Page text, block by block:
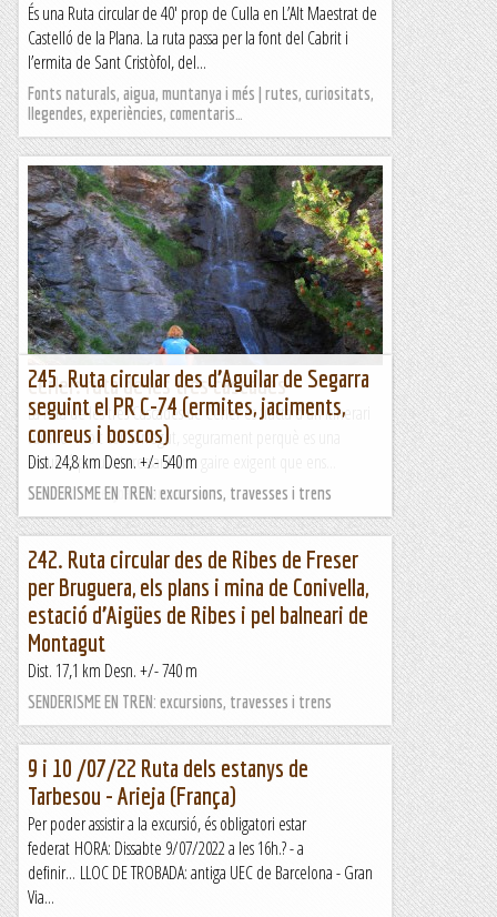
És una Ruta circular de 40′ prop de Culla en L’Alt Maestrat de
Castelló de la Plana. La ruta passa per la font del Cabrit i
l’ermita de Sant Cristòfol, del...
Fonts naturals, aigua, muntanya i més | rutes, curiositats,
llegendes, experiències, comentaris…
Cerler: ruta de les tres cascades
La ruta de les tres Cascades de Cerler es tracta d'un itinerari
turístic i molt concorregut, segurament perquè es una
excursió prou interessant i no gaire exigent que ens...
Excursions del Joan Ramon
245. Ruta circular des d’Aguilar de Segarra
seguint el PR C-74 (ermites, jaciments,
conreus i boscos)
Dist. 24,8 km Desn. +/- 540 m
SENDERISME EN TREN: excursions, travesses i trens
242. Ruta circular des de Ribes de Freser
per Bruguera, els plans i mina de Conivella,
estació d’Aigües de Ribes i pel balneari de
Montagut
Dist. 17,1 km Desn. +/- 740 m
SENDERISME EN TREN: excursions, travesses i trens
9 i 10 /07/22 Ruta dels estanys de
Tarbesou - Arieja (França)
Per poder assistir a la excursió, és obligatori estar
federat HORA: Dissabte 9/07/2022 a les 16h.? - a
definir... LLOC DE TROBADA: antiga UEC de Barcelona - Gran
Via...